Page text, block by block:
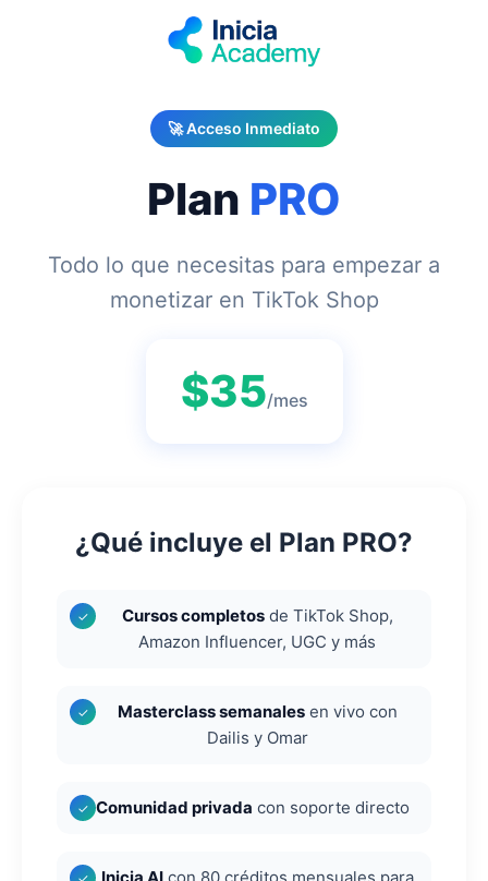
🚀 Acceso Inmediato
Plan PRO
Todo lo que necesitas para empezar a
monetizar en TikTok Shop
$35/mes
¿Qué incluye el Plan PRO?
✓ Cursos completosde TikTok Shop,
Amazon Influencer, UGC y más
✓ Masterclass semanalesen vivo con
Dailis y Omar
✓ Comunidad privada con soporte directo